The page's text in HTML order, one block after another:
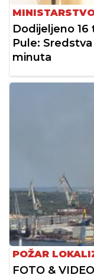
Dodijeljeno 16
Pule:
minuta
POŽAR
FOTO &